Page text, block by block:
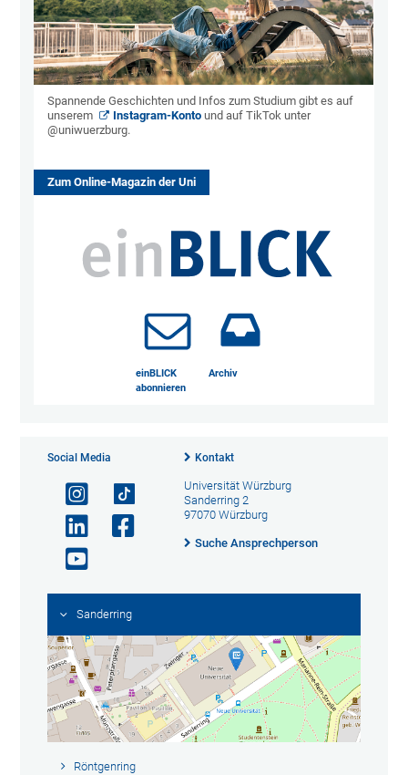
Spannende Geschichten und Infos zum Studium gibt es auf
unserem
Instagram-Konto und auf TikTok unter
@uniwuerzburg.
Zum Online-Magazin der Uni
einBLICK
abonnieren
Archiv
Social Media Kontakt
Universität Würzburg
Sanderring 2
97070 Würzburg
Suche Ansprechperson
Sanderring
Röntgenring